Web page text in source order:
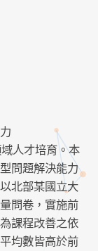
人才培育。本
問題解決能力
北部某國立大
問卷，實施前
課程改善之依
均數皆高於前